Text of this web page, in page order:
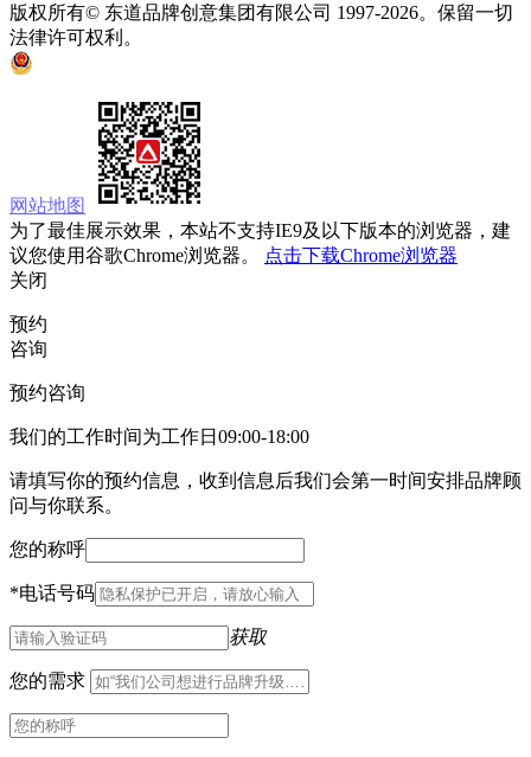
版权所有© 东道品牌创意集团有限公司 1997-2026。保留一切
法律许可权利。
网站地图
为了最佳展示效果，本站不支持IE9及以下版本的浏览器，建
议您使用谷歌Chrome浏览器。
点击下载Chrome浏览器
关闭
预约
咨询
预约咨询
我们的工作时间为工作日09:00-18:00
请填写你的预约信息，收到信息后我们会第一时间安排品牌顾
问与你联系。
您的称呼
*电话号码
获取
您的需求